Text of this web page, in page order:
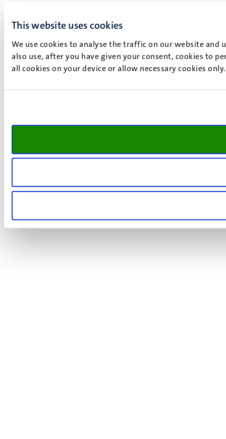
This website uses cookies
We use cookies to analyse the traffic on our website and
also use, after you have given your consent, cookies to
all cookies on your device or allow necessary cookies